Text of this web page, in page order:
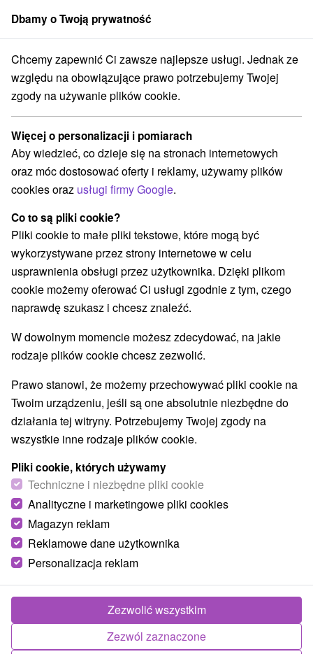
członek grupySorger
Chaty na prenájom Stredné Slovensko Žilinský kraj Východná
Chaty na prenájom Východná
Kategorie
Wszystkie kategorie
Chaty na prenájom(3)
Drevenice(1)
Wybierz lokalizację lub datę
WSZYSTKO NAJTAŃSZE NAJDROŻSZE NA
Chalupa pod lipou Východná
Východná
Útulná chalupa v obci Východná ponúka ubytovanie v
dvoch pohodlne vybavených izbách. V...
Dbamy o Twoją prywatność
Chcemy zapewnić Ci zawsze najlepsze usługi. Jednak ze
względu na obowiązujące prawo potrzebujemy Twojej
zgody na używanie plików cookie.
Więcej o personalizacji i pomiarach
Aby wiedzieć, co dzieje się na stronach internetowych
oraz móc dostosować oferty i reklamy, używamy plików
cookies oraz usługi firmy Google.
Co to są pliki cookie?
Pliki cookie to małe pliki tekstowe, które mogą być
wykorzystywane przez strony internetowe w celu
usprawnienia obsługi przez użytkownika. Dzięki plikom
cookie możemy oferować Ci usługi zgodnie z tym, czego
naprawdę szukasz i chcesz znaleźć.
W dowolnym momencie możesz zdecydować, na jakie
rodzaje plików cookie chcesz zezwolić.
Prawo stanowi, że możemy przechowywać pliki cookie na
Twoim urządzeniu, jeśli są one absolutnie niezbędne do
działania tej witryny. Potrzebujemy Twojej zgody na
wszystkie inne rodzaje plików cookie.
Pliki cookie, których używamy
Techniczne i niezbędne pliki cookie
Analityczne i marketingowe pliki cookies
Magazyn reklam
Reklamowe dane użytkownika
Personalizacja reklam
Zezwól zaznaczone
Zezwolić wszystkim